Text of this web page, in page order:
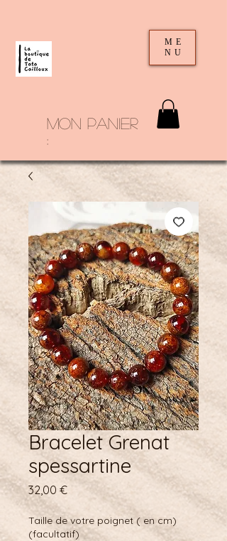
mon panier
:
ME
NU
Bracelet Grenat
spessartine
32,00 €Prix
Taille de votre poignet ( en cm)
(facultatif)